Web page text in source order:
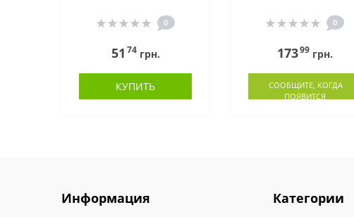
0
51 74грн.
КУПИТЬ
0
17399грн.
СООБЩИТЕ, КОГДА
ПОЯВИТСЯ
Информация Категории